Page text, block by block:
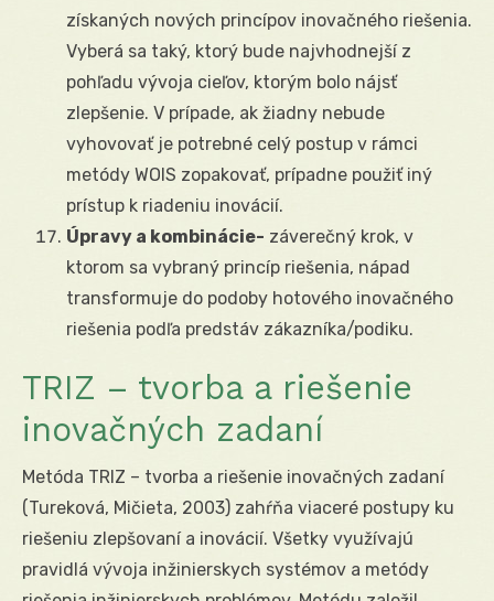
získaných nových princípov inovačného riešenia.
Vyberá sa taký, ktorý bude najvhodnejší z
pohľadu vývoja cieľov, ktorým bolo nájsť
zlepšenie. V prípade, ak žiadny nebude
vyhovovať je potrebné celý postup v rámci
metódy WOIS zopakovať, prípadne použiť iný
prístup k riadeniu inovácií.
Úpravy a kombinácie- záverečný krok, v
ktorom sa vybraný princíp riešenia, nápad
transformuje do podoby hotového inovačného
riešenia podľa predstáv zákazníka/podiku.
TRIZ – tvorba a riešenie
inovačných zadaní
Metóda TRIZ – tvorba a riešenie inovačných zadaní
(Tureková, Mičieta, 2003) zahŕňa viaceré postupy ku
riešeniu zlepšovaní a inovácií. Všetky využívajú
pravidlá vývoja inžinierskych systémov a metódy